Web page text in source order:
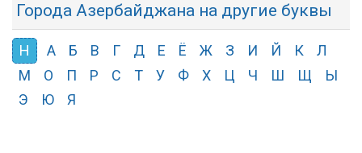
Города Азербайджана на другие буквы
Н А Б В Г Д Е Ё Ж З И Й К
Л
М
О П Р С Т У Ф Х Ц Ч Ш Щ
Ы
Э
Ю Я